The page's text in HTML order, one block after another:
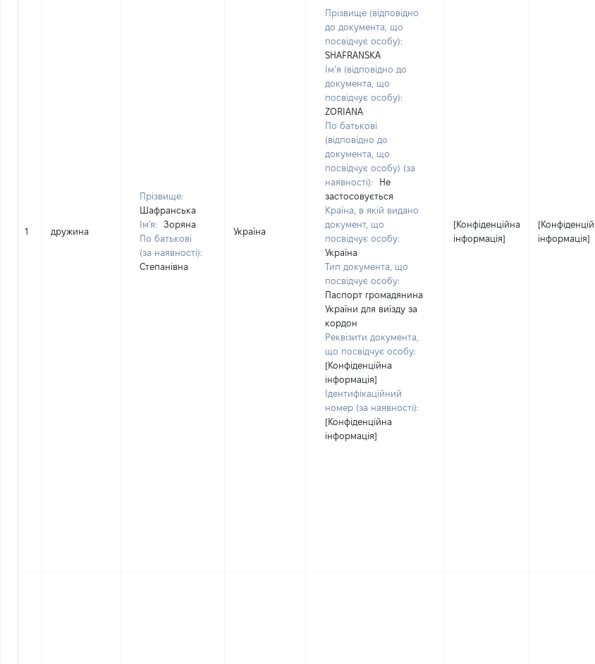
1 дружина
Прізвище:
Шафранська
Ім'я:
Зоряна
По батькові
(за наявності):
Степанівна
Україна
Прізвище (відповідно
до документа, що
посвідчує особу):
SHAFRANSKA
Ім’я (відповідно до
документа, що
посвідчує особу):
ZORIANA
По батькові
(відповідно до
документа, що
посвідчує особу) (за
наявності):
Не
застосовується
Країна, в якій видано
документ, що
посвідчує особу:
Україна
Тип документа, що
посвідчує особу:
Паспорт громадянина
України для виїзду за
кордон
Реквізити документа,
що посвідчує особу:
[Конфіденційна
інформація]
Ідентифікаційний
номер (за наявності):
[Конфіденційна
інформація]
[Конфіденційна
інформація]
інформація]